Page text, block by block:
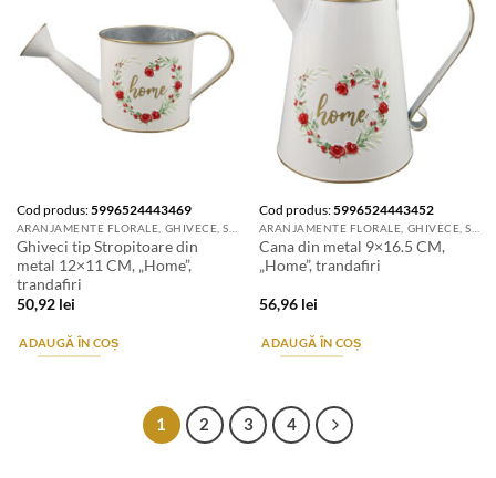
Cod produs:5996524443469
Ghiveci tip Stropitoare din
metal 12×11 CM, „Home”,
trandafiri
50,92 lei
ADAUGĂ ÎN COȘ
Cod produs:5996524443452
Cana din metal 9×16.5 CM,
„Home”, trandafiri
56,96 lei
ADAUGĂ ÎN COȘ
1 2 3 4